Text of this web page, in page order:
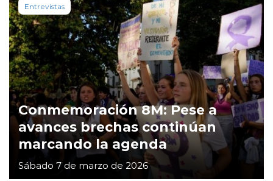
Entrevistas
Conmemoración 8M: Pese a
avances brechas continúan
marcando la agenda
Sábado 7 de marzo de 2026